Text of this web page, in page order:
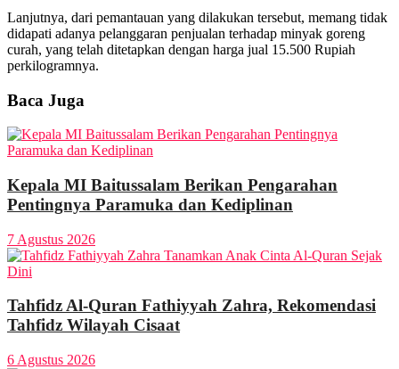
Lanjutnya, dari pemantauan yang dilakukan tersebut, memang tidak
didapati adanya pelanggaran penjualan terhadap minyak goreng
curah, yang telah ditetapkan dengan harga jual 15.500 Rupiah
perkilogramnya.
Baca Juga
Kepala MI Baitussalam Berikan Pengarahan
Pentingnya Paramuka dan Kediplinan
7 Agustus 2026
Tahfidz Al-Quran Fathiyyah Zahra, Rekomendasi
Tahfidz Wilayah Cisaat
6 Agustus 2026